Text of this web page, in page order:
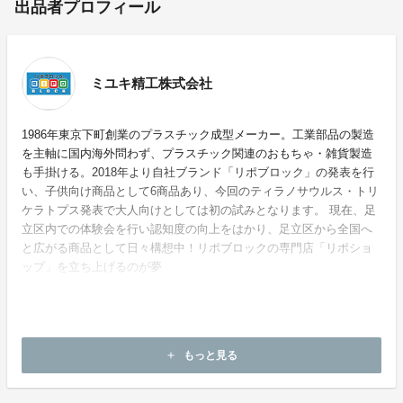
出品者プロフィール
ミユキ精工株式会社
1986年東京下町創業のプラスチック成型メーカー。工業部品の製造
を主軸に国内海外問わず、プラスチック関連のおもちゃ・雑貨製造
も手掛ける。2018年より自社ブランド「リポブロック」の発表を行
い、子供向け商品として6商品あり、今回のティラノサウルス・トリ
ケラトプス発表で大人向けとしては初の試みとなります。 現在、足
立区内での体験会を行い認知度の向上をはかり、足立区から全国へ
と広がる商品として日々構想中！リポブロックの専門店「リポショ
ップ」を立ち上げるのが夢
add もっと見る